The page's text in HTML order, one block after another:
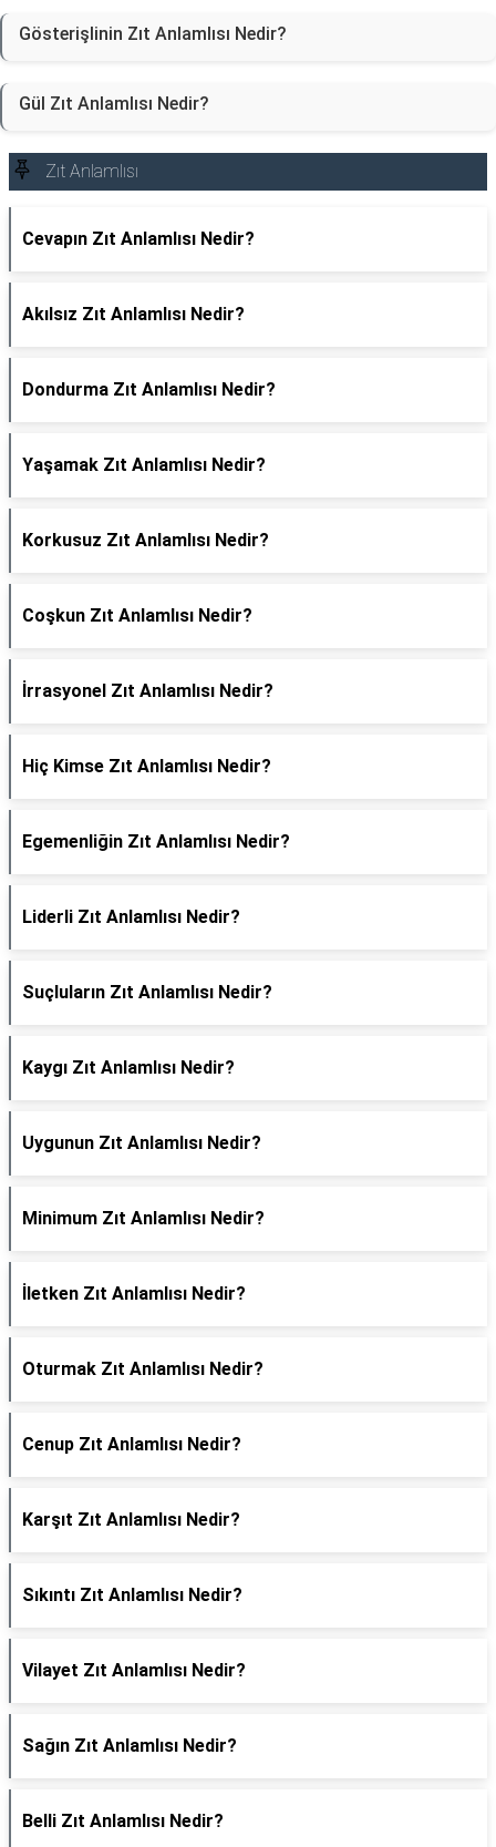
Gösterişlinin Zıt Anlamlısı Nedir?
Gül Zıt Anlamlısı Nedir?
Zıt Anlamlısı
Cevapın Zıt Anlamlısı Nedir?
Akılsız Zıt Anlamlısı Nedir?
Dondurma Zıt Anlamlısı Nedir?
Yaşamak Zıt Anlamlısı Nedir?
Korkusuz Zıt Anlamlısı Nedir?
Coşkun Zıt Anlamlısı Nedir?
İrrasyonel Zıt Anlamlısı Nedir?
Hiç Kimse Zıt Anlamlısı Nedir?
Egemenliğin Zıt Anlamlısı Nedir?
Liderli Zıt Anlamlısı Nedir?
Suçluların Zıt Anlamlısı Nedir?
Kaygı Zıt Anlamlısı Nedir?
Uygunun Zıt Anlamlısı Nedir?
Minimum Zıt Anlamlısı Nedir?
İletken Zıt Anlamlısı Nedir?
Oturmak Zıt Anlamlısı Nedir?
Cenup Zıt Anlamlısı Nedir?
Karşıt Zıt Anlamlısı Nedir?
Sıkıntı Zıt Anlamlısı Nedir?
Vilayet Zıt Anlamlısı Nedir?
Sağın Zıt Anlamlısı Nedir?
Belli Zıt Anlamlısı Nedir?